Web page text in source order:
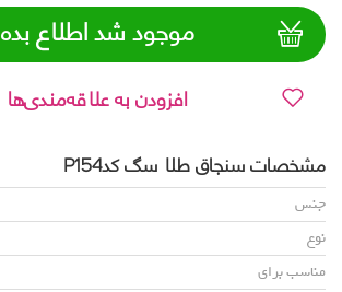
موجود شد اطلاع بده
افزودن به علاقه‌مندی‌ها
مشخصات سنجاق طلا سگ کدP154
جنس
نوع
مناسب برای